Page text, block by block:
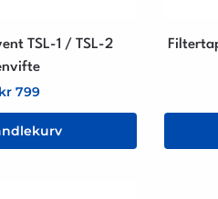
TSL-1 / TSL-2
kr 799